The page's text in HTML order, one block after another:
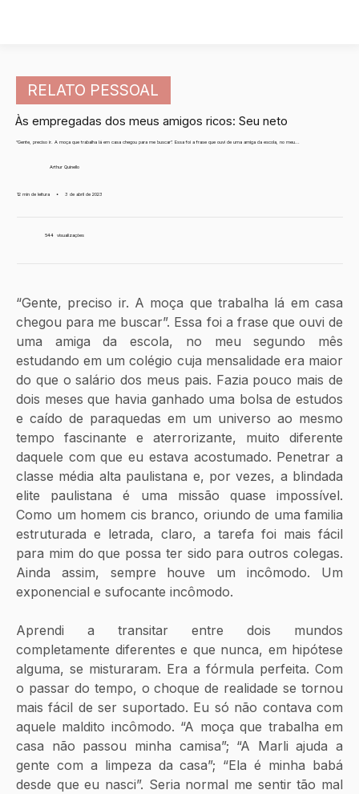
RELATO PESSOAL
Às empregadas dos meus amigos ricos: Seu neto
“Gente, preciso ir. A moça que trabalha lá em casa chegou para me buscar”. Essa foi a frase que ouvi de uma amiga da escola, no meu...
Arthur Quinello
12 min de leitura • 3 de abril de 2023
544 visualizações
“Gente, preciso ir. A moça que trabalha lá em casa
chegou para me buscar”. Essa foi a frase que ouvi de
uma amiga da escola, no meu segundo mês
estudando em um colégio cuja mensalidade era maior
do que o salário dos meus pais. Fazia pouco mais de
dois meses que havia ganhado uma bolsa de estudos
e caído de paraquedas em um universo ao mesmo
tempo fascinante e aterrorizante, muito diferente
daquele com que eu estava acostumado. Penetrar a
classe média alta paulistana e, por vezes, a blindada
elite paulistana é uma missão quase impossível.
Como um homem cis branco, oriundo de uma familia
estruturada e letrada, claro, a tarefa foi mais fácil
para mim do que possa ter sido para outros colegas.
Ainda assim, sempre houve um incômodo. Um
exponencial e sufocante incômodo.
Aprendi a transitar entre dois mundos
completamente diferentes e que nunca, em hipótese
alguma, se misturaram. Era a fórmula perfeita. Com
o passar do tempo, o choque de realidade se tornou
mais fácil de ser suportado. Eu só não contava com
aquele maldito incômodo. “A moça que trabalha em
casa não passou minha camisa”; “A Marli ajuda a
gente com a limpeza da casa”; “Ela é minha babá
desde que eu nasci”. Seria normal me sentir tão mal